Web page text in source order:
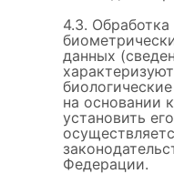
4.3.
данных
на основании
установить
Федерации.